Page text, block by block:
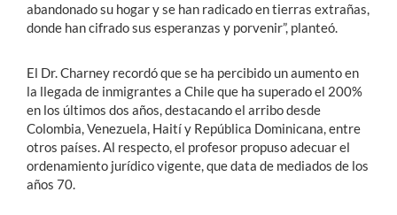
abandonado su hogar y se han radicado en tierras extrañas,
donde han cifrado sus esperanzas y porvenir”, planteó.
El Dr. Charney recordó que se ha percibido un aumento en
la llegada de inmigrantes a Chile que ha superado el 200%
en los últimos dos años, destacando el arribo desde
Colombia, Venezuela, Haití y República Dominicana, entre
otros países. Al respecto, el profesor propuso adecuar el
ordenamiento jurídico vigente, que data de mediados de los
años 70.